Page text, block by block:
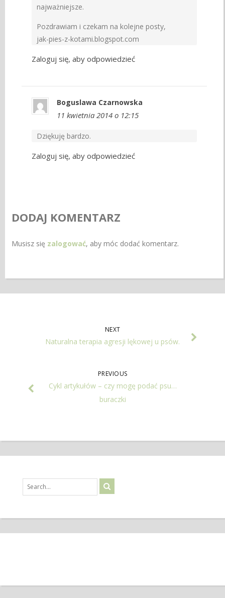
najważniejsze.
Pozdrawiam i czekam na kolejne posty,
jak-pies-z-kotami.blogspot.com
Zaloguj się, aby odpowiedzieć
Boguslawa Czarnowska
11 kwietnia 2014 o 12:15
Dziękuję bardzo.
Zaloguj się, aby odpowiedzieć
DODAJ KOMENTARZ
Musisz się zalogować, aby móc dodać komentarz.
NEXT
Naturalna terapia agresji lękowej u psów.
PREVIOUS
Cykl artykułów – czy mogę podać psu…
buraczki